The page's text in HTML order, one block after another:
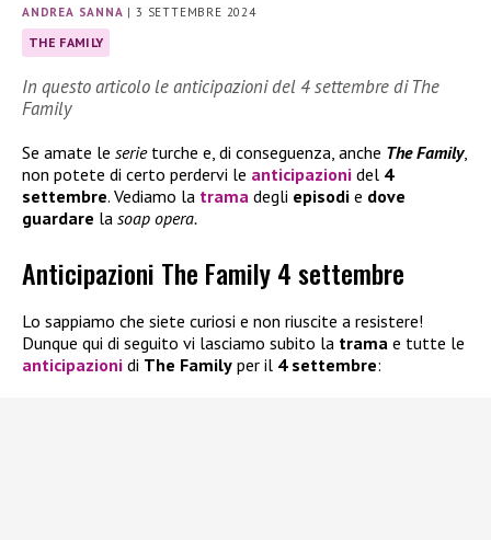
ANDREA SANNA |3 SETTEMBRE 2024
THE FAMILY
In questo articolo le anticipazioni del 4 settembre di The
Family
Se amate le serieturche e, di conseguenza, anche The Family,
non potete di certo perdervi le anticipazioni del 4
settembre. Vediamo la trama degli episodi e dove
guardare la soap opera.
Anticipazioni The Family 4 settembre
Lo sappiamo che siete curiosi e non riuscite a resistere!
Dunque qui di seguito vi lasciamo subito la trama e tutte le
anticipazioni di The Family per il 4 settembre: